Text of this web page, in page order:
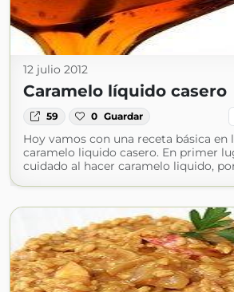
12 julio 2012
Caramelo líquido casero
59 0 Guardar
Hoy vamos con una receta básica en
caramelo liquido casero. En primer
cuidado al hacer caramelo liquido,